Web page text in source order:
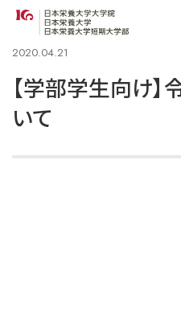
2020.04.21
【学部学生向け
いて